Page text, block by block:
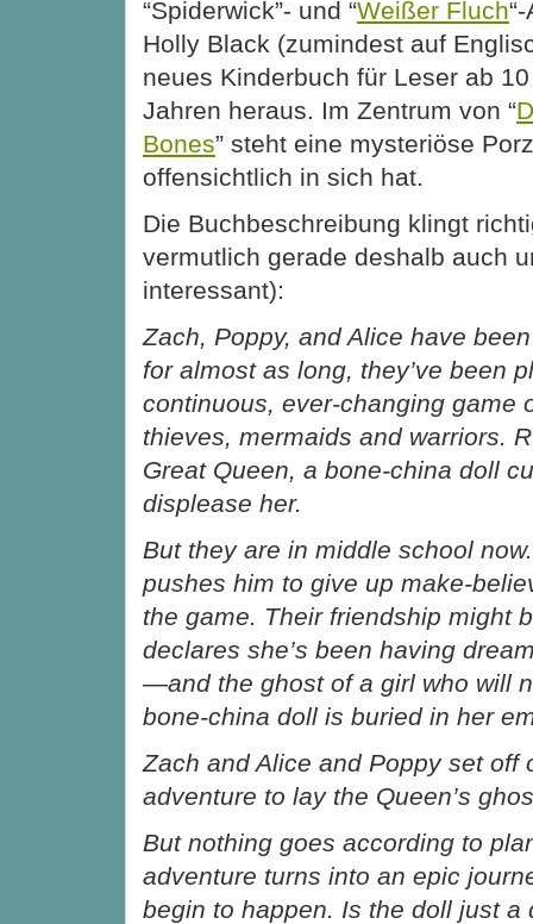
“Spiderwick”- und “Weißer Fluch
Holly Black (zumindest auf
neues Kinderbuch für Leser ab 10
Jahren heraus. Im Zentrum von “
Bones” steht eine mysteriöse
offensichtlich in sich hat.
Die Buchbeschreibung klingt
vermutlich gerade deshalb auch
interessant):
Zach, Poppy, and Alice have
for almost as long, they’ve been
continuous, ever-changing game
thieves, mermaids and warriors.
Great Queen, a bone-china doll
displease her.
But they are in middle school
pushes him to give up make-
the game. Their friendship might
declares she’s been having
—and the ghost of a girl who will
bone-china doll is buried in her
Zach and Alice and Poppy set off
adventure to lay the Queen’s
But nothing goes according to
adventure turns into an epic
begin to happen. Is the doll just a